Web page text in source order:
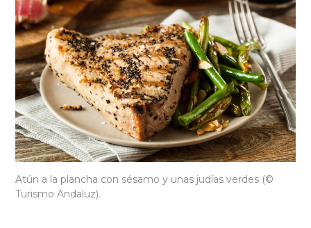
Atún a la plancha con sésamo y unas judías verdes (©
Turismo Andaluz).